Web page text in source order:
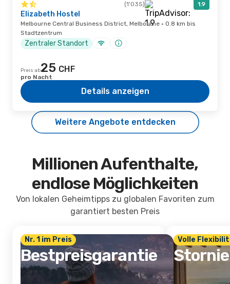
(1'035) 1.9
Elizabeth Hostel
Melbourne Central Business District, Melbourne · 0.8 km bis
Stadtzentrum
Zentraler Standort
Preis ab25 CHF
pro Nacht
Details anzeigen
Weitere Angebote entdecken
Millionen Aufenthalte,
endlose Möglichkeiten
Von lokalen Geheimtipps zu globalen Favoriten zum
garantiert besten Preis
Nr. 1 im Preis
Bestpreisgarantie
Volle